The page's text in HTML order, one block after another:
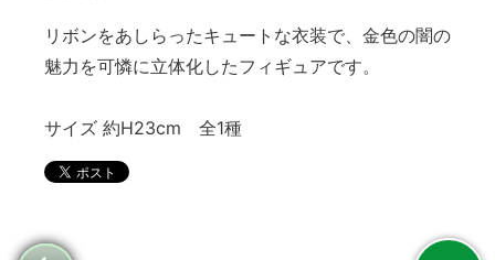
リボンをあしらったキュートな衣装で、金色の闇の
魅力を可憐に立体化したフィギュアです。
サイズ 約H23cm 全1種